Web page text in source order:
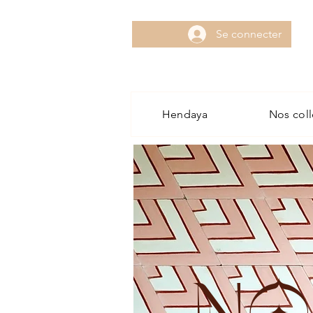
Se connecter
Hendaya Nos